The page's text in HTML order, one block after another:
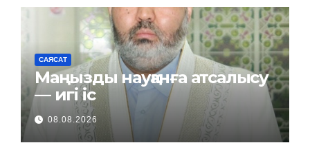
САЯСАТ
Маңызды науқанға атсалысу
— игі іс
08.08.2026